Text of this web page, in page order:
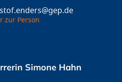
zur Person
Simone Hahn